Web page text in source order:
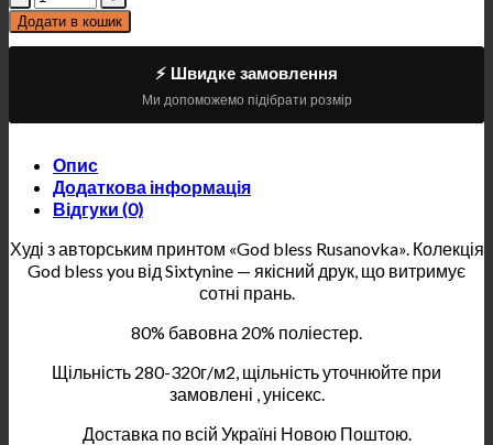
Додати в кошик
⚡ Швидке замовлення
Ми допоможемо підібрати розмір
Опис
Додаткова інформація
Відгуки (0)
Худі з авторським принтом «God bless Rusanovka». Колекція
God bless you від Sixtynine — якісний друк, що витримує
сотні прань.
80% бавовна 20% поліестер.
Щільність 280-320г/м2, щільність уточнюйте при
замовлені , унісекс.
Доставка по всій Україні Новою Поштою.